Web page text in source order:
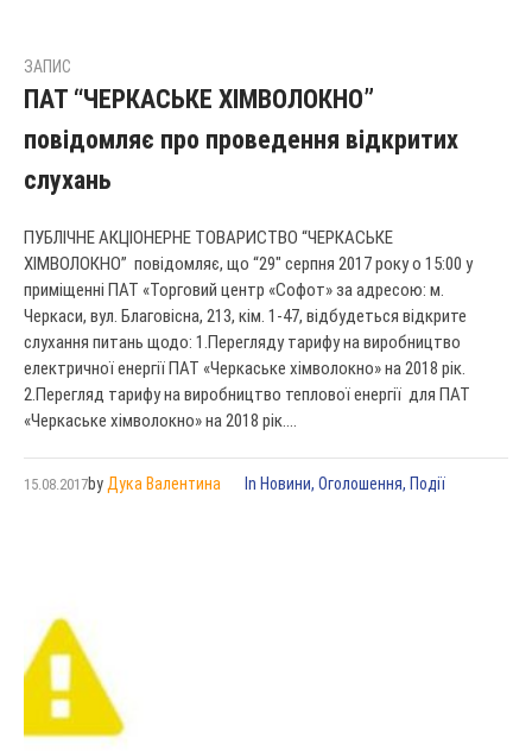
ЗАПИС
ПАТ “ЧЕРКАСЬКЕ ХІМВОЛОКНО”
повідомляє про проведення відкритих
слухань
ПУБЛІЧНЕ АКЦІОНЕРНЕ ТОВАРИСТВО “ЧЕРКАСЬКЕ
ХІМВОЛОКНО” повідомляє, що “29″ серпня 2017 року о 15:00 у
приміщенні ПАТ «Торговий центр «Софот» за адресою: м.
Черкаси, вул. Благовісна, 213, кім. 1-47, відбудеться відкрите
слухання питань щодо: 1.Перегляду тарифу на виробництво
електричної енергії ПАТ «Черкаське хімволокно» на 2018 рік.
2.Перегляд тарифу на виробництво теплової енергії для ПАТ
«Черкаське хімволокно» на 2018 рік....
15.08.2017by Дука Валентина In Новини, Оголошення, Події